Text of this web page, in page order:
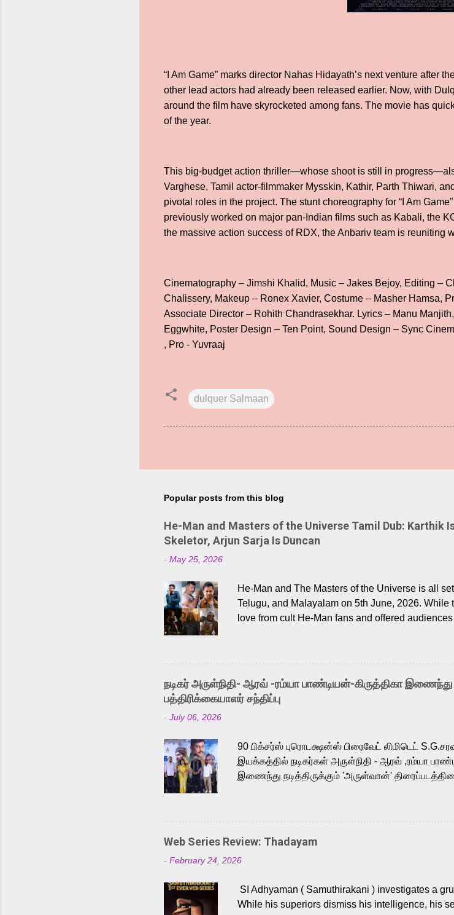
“I Am Game” marks director Nahas Hidayath’s next venture after
other lead actors had already been released earlier. Now, with
around the film have skyrocketed among fans. The movie has
of the year.
This big-budget action thriller—whose shoot is still in
Varghese, Tamil actor-filmmaker Mysskin, Kathir, Parth Thiwari,
pivotal roles in the project. The stunt choreography for “I Am
previously worked on major pan-Indian films such as Kabali, the
the massive action success of RDX, the Anbariv team is reuniting
Cinematography – Jimshi Khalid, Music – Jakes Bejoy, Editing –
Chalissery, Makeup – Ronex Xavier, Costume – Masher Hamsa,
Associate Director – Rohith Chandrasekhar. Lyrics – Manu
Eggwhite, Poster Design – Ten Point, Sound Design – Sync
, Pro - Yuvraaj
dulquer Salmaan
Popular posts from this blog
He-Man and Masters of the Universe Tamil Dub: Karthik
Skeletor, Arjun Sarja Is Duncan
- May 25, 2026
He-Man and The Masters of the Universe is all
Telugu, and Malayalam on 5th June, 2026.
love from cult He-Man fans and offered
Adding to the growing buzz is the film’s
singer Karthik, who lends his voice to the iconic
like “Behene De” from Raavan, “Oru Maalai”
Karthik is loved for his versatile voice and strong
a strong fit for the legendary character. Adithya
நடிகர் அருள்நிதி- ஆரவ் -ரம்யா பாண்டியன்-கிருத்திகா
பத்திரிக்கையாளர் சந்திப்பு
- July 06, 2026
90 பிக்சர்ஸ் புரொடக்ஷன்ஸ் பிரைவேட் லிமிடெட்
இயக்கத்தில் நடிகர்கள் அருள்நிதி - ஆரவ் ,ரம்யா
இணைந்து நடித்திருக்கும் 'அருள்வான்'
அருள்நிதி, ஆரவ், காளி வெங்கட், ரம்யா பாண்டியன், வி
'பருத்திவீரன்' சரவணன், ஹரிஷ் உத்தமன் உள்ளிட்ட பலர்
செய்திருக்கும் இந்த திரைப்படத்திற்கு ஜீ. வி. பிரகாஷ்
இளையராஜா கலை இயக்கத்தை கவனிக்க.. லாரன்ஸ்
மேற்கொண்டிருக்கிறார். கல்வியின் அவசியத்தை
இப்படத்தை சக்தி பிலிம் ஃபேக்டரி நிறுவனம் சார்பில்
Web Series Review: Thadayam
- February 24, 2026
SI Adhyaman ( Samuthirakani ) investigates a
While his superiors dismiss his intelligence, his